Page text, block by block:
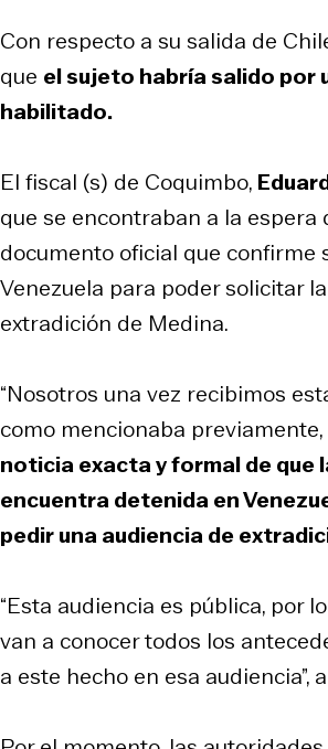
Con respecto a su salida de
que el sujeto habría salido por
habilitado.
El fiscal (s) de Coquimbo,
que se encontraban a la espera
documento oficial que confirme
Venezuela para poder solicitar
extradición de Medina.
“Nosotros una vez recibimos
como mencionaba previamente,
noticia exacta y formal de que
encuentra detenida en
pedir una audiencia de
“Esta audiencia es pública, por
van a conocer todos los
a este hecho en esa audiencia”,